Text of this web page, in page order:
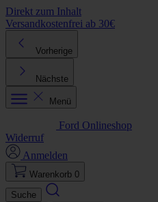
Direkt zum Inhalt
Versandkostenfrei ab 30€
Vorherige
Nächste
Menü
Ford Onlineshop
Widerruf
Anmelden
Warenkorb 0
Suche